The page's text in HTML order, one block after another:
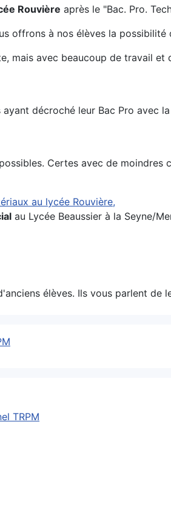
Rouvière après le "Bac. Pro.
offrons à nos élèves la
mais avec beaucoup de travail
décroché leur Bac Pro avec
Certes avec de
au lycée Rouvière,
au Lycée Beaussier à la Seyne/
élèves. Ils vous parlent de
TRPM